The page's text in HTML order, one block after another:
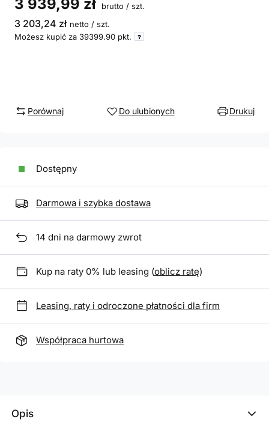
3 939,99 zł brutto / szt.
3 203,24 zł netto / szt.
Możesz kupić za 39399.90 pkt.
Porównaj Do ulubionych Drukuj
Dostępny
Darmowa i szybka dostawa
14 dni na darmowy zwrot
Kup na raty 0% lub leasing (oblicz ratę)
Leasing, raty i odroczone płatności dla firm
Współpraca hurtowa
Opis